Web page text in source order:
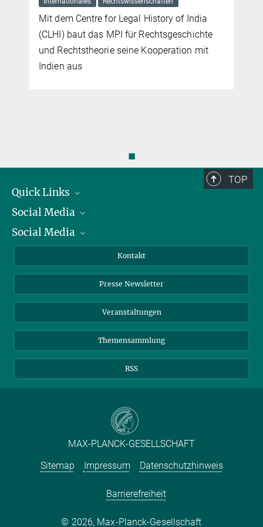
of India
mit
in der Modebranche
◼
TOP
Quick Links
Präsident
Zahlen und Fakten
Social Media
Bluesky
TikTok
Social Media
Instagram
YouTube
Kontakt
Presse Newsletter
Veranstaltungen
Themensammlung
RSS
MAX-PLANCK-GESELLSCHAFT
Sitemap
Impressum Datenschutzhinweis
Barrierefreiheit
2026, Max-Planck-Gesellschaft